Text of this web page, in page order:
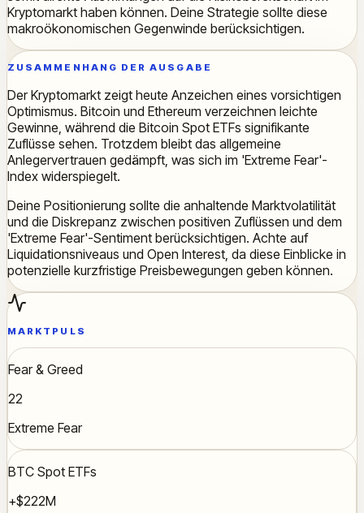
Kryptomarkt haben können. Deine Strategie sollte diese
makroökonomischen Gegenwinde berücksichtigen.
ZUSAMMENHANG DER AUSGABE
Der Kryptomarkt zeigt heute Anzeichen eines vorsichtigen
Optimismus. Bitcoin und Ethereum verzeichnen leichte
Gewinne, während die Bitcoin Spot ETFs signifikante
Zuflüsse sehen. Trotzdem bleibt das allgemeine
Anlegervertrauen gedämpft, was sich im 'Extreme Fear'-
Index widerspiegelt.
Deine Positionierung sollte die anhaltende Marktvolatilität
und die Diskrepanz zwischen positiven Zuflüssen und dem
'Extreme Fear'-Sentiment berücksichtigen. Achte auf
Liquidationsniveaus und Open Interest, da diese Einblicke in
potenzielle kurzfristige Preisbewegungen geben können.
MARKTPULS
Fear & Greed
22
Extreme Fear
BTC Spot ETFs
+$222M